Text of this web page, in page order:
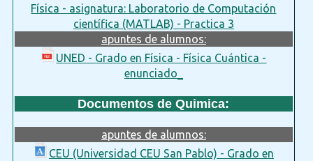
Física - asignatura: Laboratorio de Computación
científica (MATLAB) - Practica 3
apuntes de alumnos:
UNED - Grado en Física - Física Cuántica -
enunciado_
Documentos de Quimica:
apuntes de alumnos:
CEU (Universidad CEU San Pablo) - Grado en